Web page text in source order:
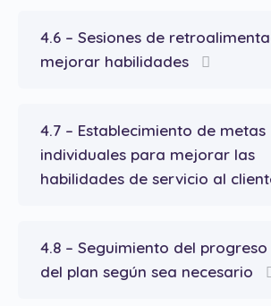
4.6 – Sesiones de
mejorar habilidades
4.7 – Establecimiento de metas
individuales para mejorar las
habilidades de servicio al
4.8 – Seguimiento del
del plan según sea necesario